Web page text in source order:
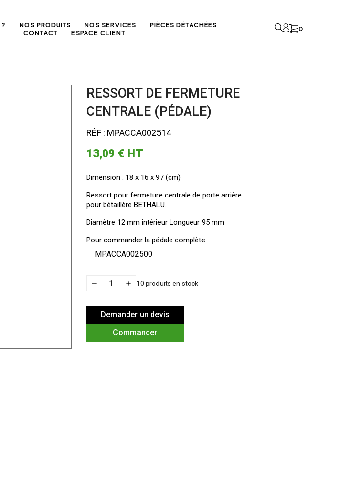
NOS PRODUITS NOS SERVICES
PIÈCES DÉTACHÉES
CONTACT
ESPACE CLIENT 0
RESSORT DE FERMETURE
CENTRALE (PÉDALE)
RÉF : MPACCA002514
13,09 € HT
Dimension : 18 x 16 x 97 (cm)
Ressort pour fermeture centrale de porte arrière
pour bétaillère BETHALU.
Diamètre 12 mm intérieur Longueur 95 mm
Pour commander la pédale complète
MPACCA002500
10 produits en stock
Demander un devis
Commander